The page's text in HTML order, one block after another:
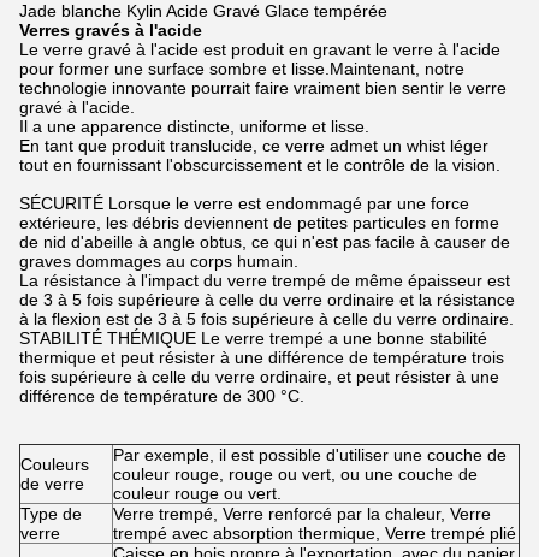
Jade blanche Kylin Acide Gravé Glace tempérée
Verres gravés à l'acide
Le verre gravé à l'acide est produit en gravant le verre à l'acide
pour former une surface sombre et lisse.Maintenant, notre
technologie innovante pourrait faire vraiment bien sentir le verre
gravé à l'acide.
Il a une apparence distincte, uniforme et lisse.
En tant que produit translucide, ce verre admet un whist léger
tout en fournissant l'obscurcissement et le contrôle de la vision.
SÉCURITÉ Lorsque le verre est endommagé par une force
extérieure, les débris deviennent de petites particules en forme
de nid d'abeille à angle obtus, ce qui n'est pas facile à causer de
graves dommages au corps humain.
La résistance à l'impact du verre trempé de même épaisseur est
de 3 à 5 fois supérieure à celle du verre ordinaire et la résistance
à la flexion est de 3 à 5 fois supérieure à celle du verre ordinaire.
STABILITÉ THÉMIQUE Le verre trempé a une bonne stabilité
thermique et peut résister à une différence de température trois
fois supérieure à celle du verre ordinaire, et peut résister à une
différence de température de 300 °C.
Couleurs
de verre
Par exemple, il est possible d'utiliser une couche de
couleur rouge, rouge ou vert, ou une couche de
couleur rouge ou vert.
Type de
verre
Verre trempé, Verre renforcé par la chaleur, Verre
trempé avec absorption thermique, Verre trempé plié